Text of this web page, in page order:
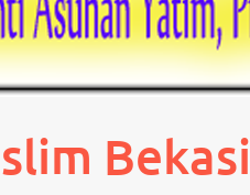
Bekasi